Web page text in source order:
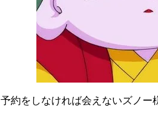
予約をしなければ会えないズノー